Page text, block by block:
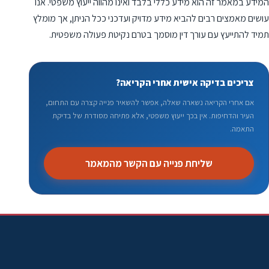
עושים מאמצים רבים להביא מידע מדויק ועדכני ככל הניתן, אך מומלץ
תמיד להתייעץ עם עורך דין מוסמך בטרם נקיטת פעולה משפטית.
צריכים בדיקה אישית אחרי הקריאה?
אם אחרי הקריאה נשארה שאלה, אפשר להשאיר פנייה קצרה עם התחום,
העיר והדחיפות. אין בכך ייעוץ משפטי, אלא פתיחה מסודרת של בדיקת
התאמה.
שליחת פנייה עם הקשר מהמאמר